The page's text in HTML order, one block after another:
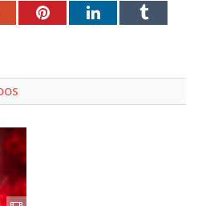
PinterestLinkedInTumblr